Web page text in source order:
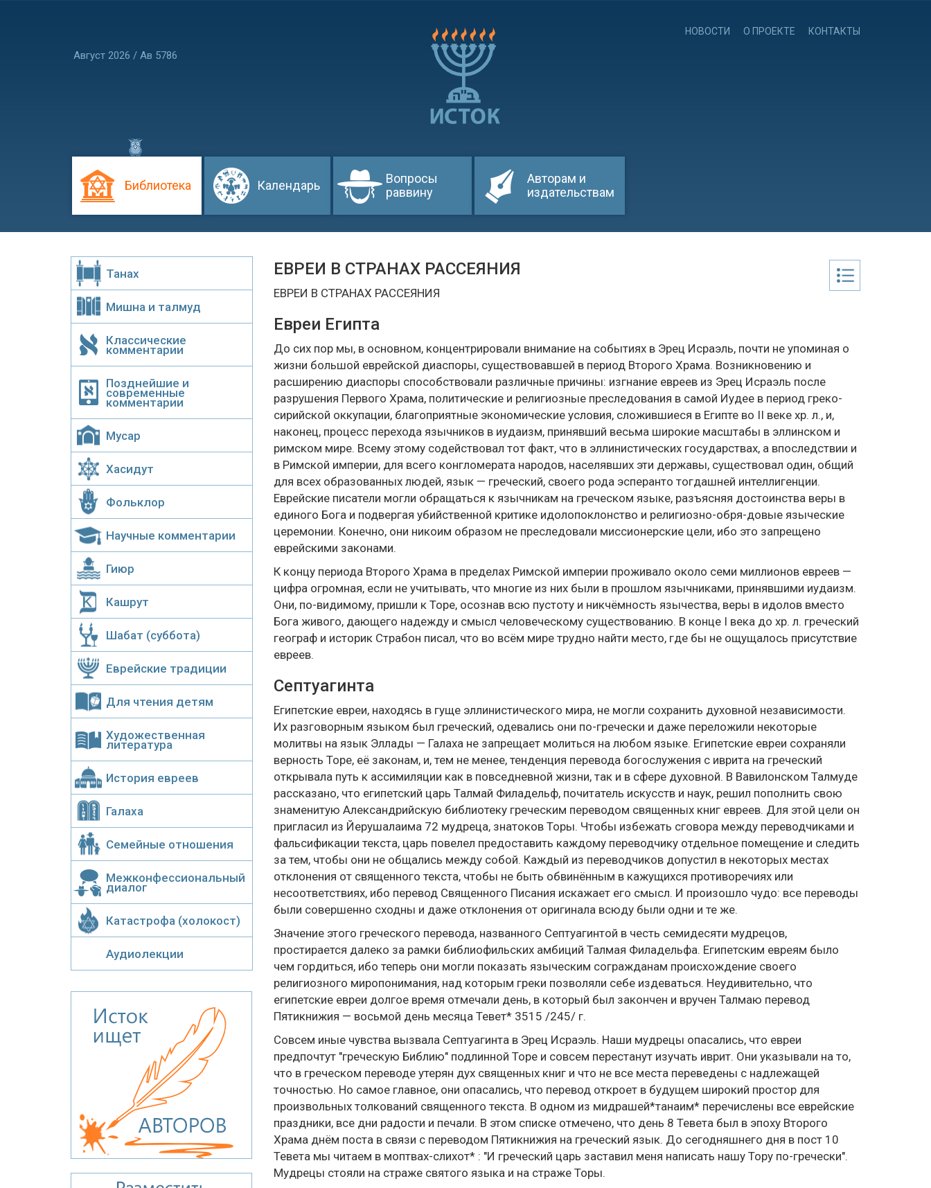
Август 2026 / Ав 5786
НОВОСТИ О ПРОЕКТЕ КОНТАКТЫ
Библиотека Календарь
Вопросы
раввину
Авторам и
издательствам
ЕВРЕИ В СТРАНАХ РАССЕЯНИЯ
ЕВРЕИ В СТРАНАХ РАССЕЯНИЯ
Евреи Египта
До сих пор мы, в основном, концентрировали внимание на событиях в Эрец Исраэль, почти не упоминая о
жизни большой еврейской диаспоры, существовавшей в период Второго Храма. Возникновению и
расширению диаспоры способствовали различные причины: изгнание евреев из Эрец Исраэль после
разрушения Первого Храма, политические и религиозные преследования в самой Иудее в период греко-
сирийской оккупации, благоприятные экономические условия, сложившиеся в Египте во II веке хр. л., и,
наконец, процесс перехода язычников в иудаизм, принявший весьма широкие масштабы в эллинском и
римском мире. Всему этому содействовал тот факт, что в эллинистических государствах, а впоследствии и
в Римской империи, для всего конгломерата народов, населявших эти державы, существовал один, общий
для всех образованных людей, язык — греческий, своего рода эсперанто тогдашней интеллигенции.
Еврейские писатели могли обращаться к язычникам на греческом языке, разъясняя достоинства веры в
единого Бога и подвергая убийственной критике идолопоклонство и религиозно-обря-довые языческие
церемонии. Конечно, они никоим образом не преследовали миссионерские цели, ибо это запрещено
еврейскими законами.
К концу периода Второго Храма в пределах Римской империи проживало около семи миллионов евреев —
цифра огромная, если не учитывать, что многие из них были в прошлом язычниками, принявшими иудаизм.
Они, по-видимому, пришли к Торе, осознав всю пустоту и никчёмность язычества, веры в идолов вместо
Бога живого, дающего надежду и смысл человеческому существованию. В конце I века до хр. л. греческий
географ и историк Страбон писал, что во всём мире трудно найти место, где бы не ощущалось присутствие
евреев.
Септуагинта
Египетские евреи, находясь в гуще эллинистического мира, не могли сохранить духовной независимости.
Их разговорным языком был греческий, одевались они по-гречески и даже переложили некоторые
молитвы на язык Эллады — Галаха не запрещает молиться на любом языке. Египетские евреи сохраняли
верность Торе, её законам, и, тем не менее, тенденция перевода богослужения с иврита на греческий
открывала путь к ассимиляции как в повседневной жизни, так и в сфере духовной. В Вавилонском Талмуде
рассказано, что египетский царь Талмай Филадельф, почитатель искусств и наук, решил пополнить свою
знаменитую Александрийскую библиотеку греческим переводом священных книг евреев. Для этой цели он
пригласил из Йерушалаима 72 мудреца, знатоков Торы. Чтобы избежать сговора между переводчиками и
фальсификации текста, царь повелел предоставить каждому переводчику отдельное помещение и следить
за тем, чтобы они не общались между собой. Каждый из переводчиков допустил в некоторых местах
отклонения от священного текста, чтобы не быть обвинённым в кажущихся противоречиях или
несоответствиях, ибо перевод Священного Писания искажает его смысл. И произошло чудо: все переводы
были совершенно сходны и даже отклонения от оригинала всюду были одни и те же.
Значение этого греческого перевода, названного Септуагинтой в честь семидесяти мудрецов,
простирается далеко за рамки библиофильских амбиций Талмая Филадельфа. Египетским евреям было
чем гордиться, ибо теперь они могли показать языческим согражданам происхождение своего
религиозного миропонимания, над которым греки позволяли себе издеваться. Неудивительно, что
египетские евреи долгое время отмечали день, в который был закончен и вручен Талмаю перевод
Пятикнижия — восьмой день месяца Тевет* 3515 /245/ г.
Совсем иные чувства вызвала Септуагинта в Эрец Исраэль. Наши мудрецы опасались, что евреи
предпочтут "греческую Библию" подлинной Торе и совсем перестанут изучать иврит. Они указывали на то,
что в греческом переводе утерян дух священных книг и что не все места переведены с надлежащей
точностью. Но самое главное, они опасались, что перевод откроет в будущем широкий простор для
произвольных толкований священного текста. В одном из мидрашей*танаим* перечислены все еврейские
праздники, все дни радости и печали. В этом списке отмечено, что день 8 Тевета был в эпоху Второго
Храма днём поста в связи с переводом Пятикнижия на греческий язык. До сегодняшнего дня в пост 10
Тевета мы читаем в моптвах-слихот* : "И греческий царь заставил меня написать нашу Тору по-гречески".
Мудрецы стояли на страже святого языка и на страже Торы.
Танах
Мишна и талмуд
Классические
комментарии
Позднейшие и
современные
комментарии
Мусар
Хасидут
Фольклор
Научные комментарии
Гиюр
Кашрут
Шабат (суббота)
Еврейские традиции
Для чтения детям
Художественная
литература
История евреев
Галаха
Семейные отношения
Межконфессиональный
диалог
Катастрофа (холокост)
Аудиолекции